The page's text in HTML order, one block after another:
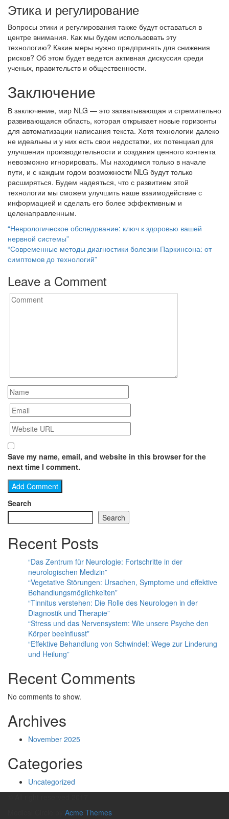
Этика и регулирование
Вопросы этики и регулирования также будут оставаться в
центре внимания. Как мы будем использовать эту
технологию? Какие меры нужно предпринять для снижения
рисков? Об этом будет ведется активная дискуссия среди
ученых, правительств и общественности.
Заключение
В заключение, мир NLG — это захватывающая и стремительно
развивающаяся область, которая открывает новые горизонты
для автоматизации написания текста. Хотя технологии далеко
не идеальны и у них есть свои недостатки, их потенциал для
улучшения производительности и создания ценного контента
невозможно игнорировать. Мы находимся только в начале
пути, и с каждым годом возможности NLG будут только
расширяться. Будем надеяться, что с развитием этой
технологии мы сможем улучшить наше взаимодействие с
информацией и сделать его более эффективным и
целенаправленным.
Post
navigation
“Неврологическое обследование: ключ к здоровью вашей
нервной системы”
“Современные методы диагностики болезни Паркинсона: от
симптомов до технологий”
Leave a Comment
Save my name, email, and website in this browser for the
next time I comment.
Search
Search
Recent Posts
“Das Zentrum für Neurologie: Fortschritte in der
neurologischen Medizin”
“Vegetative Störungen: Ursachen, Symptome und effektive
Behandlungsmöglichkeiten”
“Tinnitus verstehen: Die Rolle des Neurologen in der
Diagnostik und Therapie”
“Stress und das Nervensystem: Wie unsere Psyche den
Körper beeinflusst”
“Effektive Behandlung von Schwindel: Wege zur Linderung
und Heilung”
Recent Comments
No comments to show.
Archives
November 2025
Categories
Uncategorized
Acme Themes